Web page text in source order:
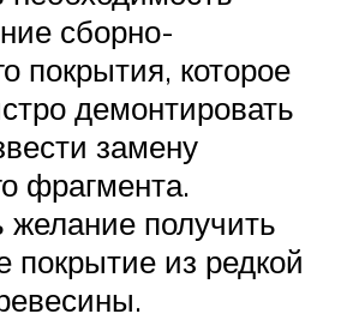
сборно-
покрытия, которое
демонтировать
замену
фрагмента.
желание получить
покрытие из редкой